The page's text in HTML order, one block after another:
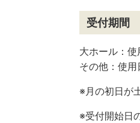
受付期間
大ホール：
その他：使
※月の初日が
※受付開始日